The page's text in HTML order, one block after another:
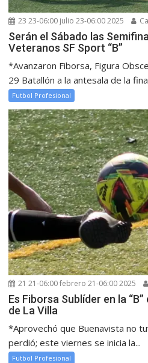
23 23-06:00 julio 23-06:00 2025
Serán el Sábado las
Veteranos SF Sport “B”
*Avanzaron Fiborsa, Figura
29 Batallón a la antesala de la
Futbol Profesional
21 21-06:00 febrero 21-06:00 2025
Es Fiborsa Sublíder en la
de La Villa
*Aprovechó que Buenavista no
perdió; este viernes se inicia la...
Futbol Profesional